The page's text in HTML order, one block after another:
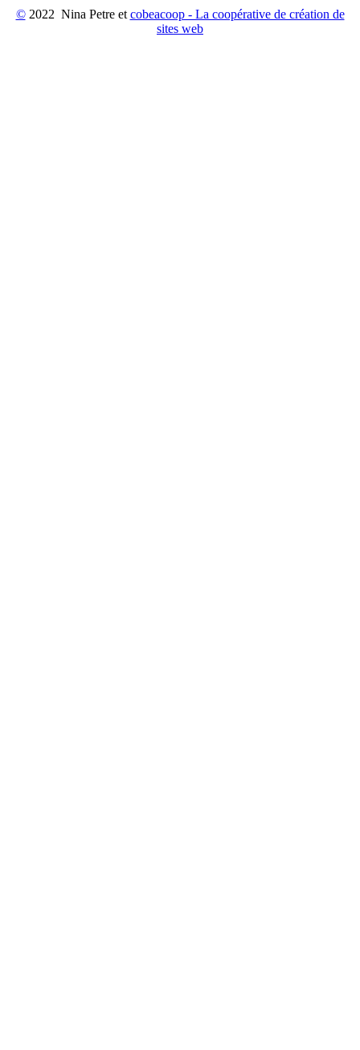
©2022 Nina Petre et cobeacoop - La coopérative de création de
sites web